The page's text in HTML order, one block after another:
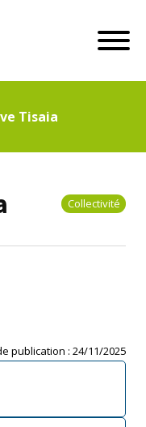
Tisaia
Collectivité
publication :24/11/2025